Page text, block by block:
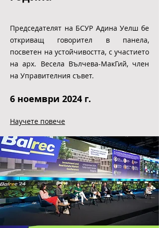
година
Председателят на БСУР Адина Уелш бе
откриващ говорител в панела,
посветен на устойчивостта, с участието
на арх. Весела Вълчева-МакГий, член
на Управителния съвет.
6 ноември 2024 г.
Научете повече